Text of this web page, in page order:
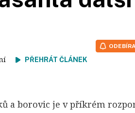
PŘEHRÁT ČLÁNEK
a borovic je v příkrém